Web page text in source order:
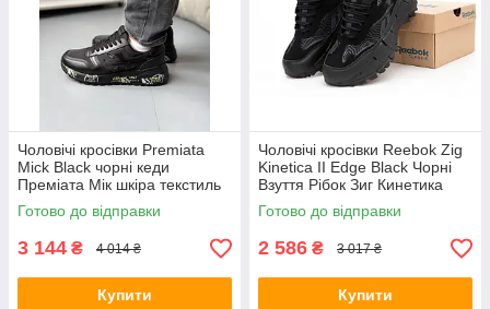
Чоловічі кросівки Premiata
Mick Black чорні кеди
Преміата Мік шкіра текстиль
демісезон для хлопців
В'єтнам
Готово до відправки
3 144 ₴ 4 014 ₴
Купити
Чоловічі кросівки Reebok Zig
Kinetica II Edge Black Чорні
Взуття Рібок Зиг Кинетика
текстиль демісезон
Готово до відправки
2 586 ₴ 3 017 ₴
Купити